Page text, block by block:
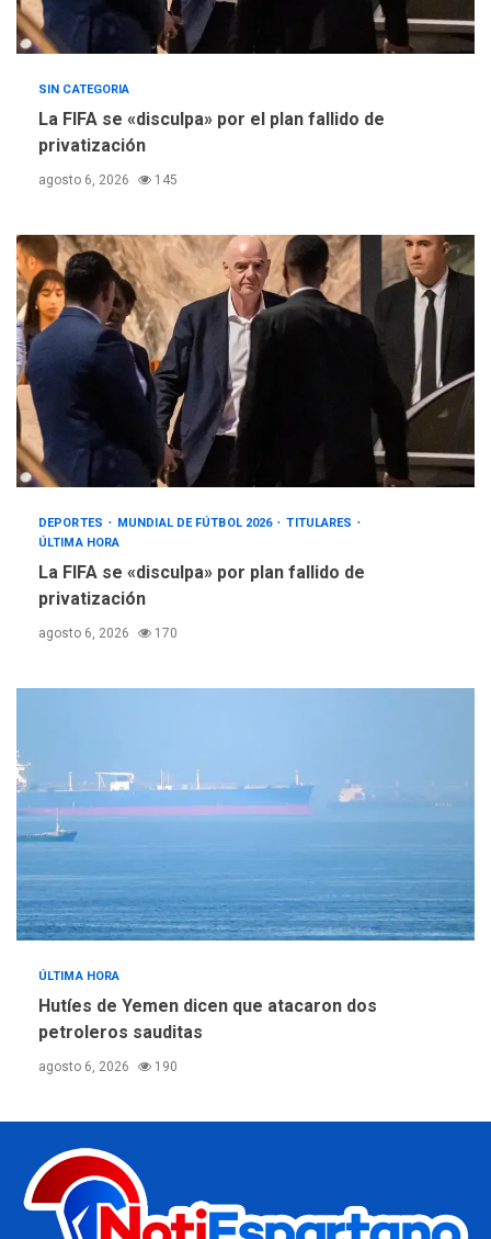
SIN CATEGORIA
La FIFA se «disculpa» por el plan fallido de
privatización
agosto 6, 2026 145
DEPORTES MUNDIAL DE FÚTBOL 2026
TITULARES
ÚLTIMA HORA
La FIFA se «disculpa» por plan fallido de
privatización
agosto 6, 2026 170
ÚLTIMA HORA
Hutíes de Yemen dicen que atacaron dos
petroleros sauditas
agosto 6, 2026 190